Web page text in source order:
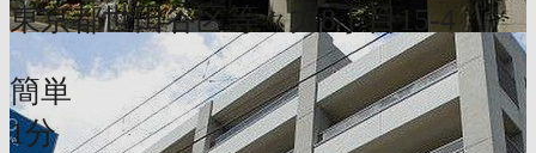
東京都世田谷区等々力8丁目15-4
簡単
1分